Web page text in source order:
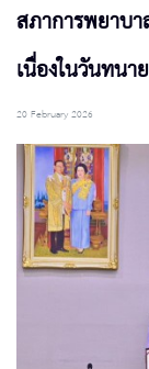
สภาการพยาบ
เนื่องในวันทนา
20 February 2026